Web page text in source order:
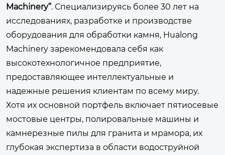
Machinery”. Специализируясь более 30 лет на
исследованиях, разработке и производстве
оборудования для обработки камня, Hualong
Machinery зарекомендовала себя как
высокотехнологичное предприятие,
предоставляющее интеллектуальные и
надежные решения клиентам по всему миру.
Хотя их основной портфель включает пятиосевые
мостовые центры, полировальные машины и
камнерезные пилы для гранита и мрамора, их
глубокая экспертиза в области водоструйной